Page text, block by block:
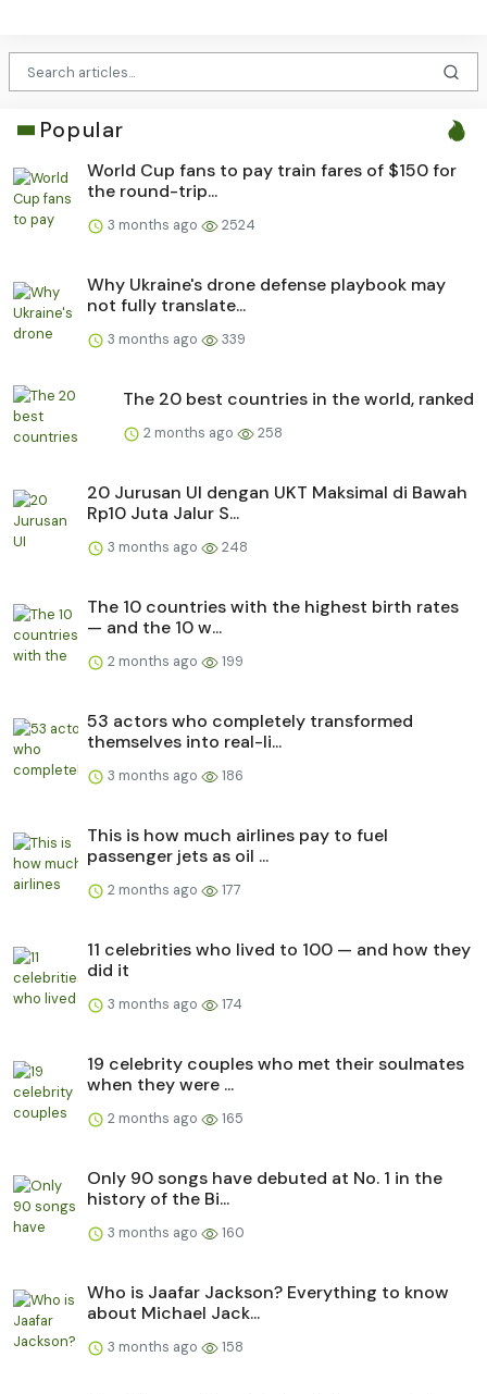
Popular
World Cup fans to pay train fares of $150 for
the round-trip...
3 months ago 2524
Why Ukraine's drone defense playbook may
not fully translate...
3 months ago 339
The 20 best countries in the world, ranked
2 months ago 258
20 Jurusan UI dengan UKT Maksimal di Bawah
Rp10 Juta Jalur S...
3 months ago 248
The 10 countries with the highest birth rates
— and the 10 w...
2 months ago 199
53 actors who completely transformed
themselves into real-li...
3 months ago 186
This is how much airlines pay to fuel
passenger jets as oil ...
2 months ago 177
11 celebrities who lived to 100 — and how they
did it
3 months ago 174
19 celebrity couples who met their soulmates
when they were ...
2 months ago 165
Only 90 songs have debuted at No. 1 in the
history of the Bi...
3 months ago 160
Who is Jaafar Jackson? Everything to know
about Michael Jack...
3 months ago 158